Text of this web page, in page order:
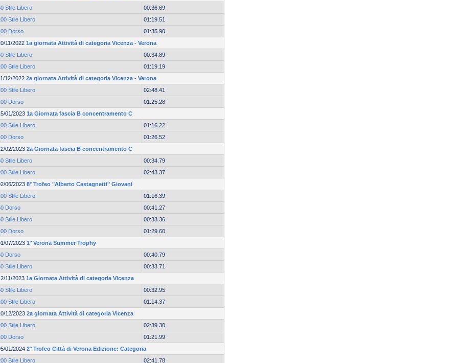
Stile Libero
00:36.69
Stile Libero
01:19.51
Dorso
01:35.90
11/2022 1a giornata Attività di categoria Vicenza - Verona
Stile Libero
00:34.89
Stile Libero
01:19.19
12/2022 2a giornata Attività di categoria Vicenza - Verona
Stile Libero
02:48.41
Dorso
01:25.28
01/2023 1a Giornata fascia B concentramento C
Stile Libero
01:16.22
Dorso
01:26.52
02/2023 2a Giornata fascia B concentramento C
Stile Libero
00:34.79
Stile Libero
02:43.37
06/2023 8° Trofeo "Alberto Castagnetti" Giovani
Stile Libero
01:16.39
Dorso
00:41.27
Stile Libero
00:33.36
Dorso
01:29.60
07/2023 1° Verona Summer Trophy
Dorso
00:40.79
Stile Libero
00:33.71
11/2023 1a Giornata Attività di categoria Vicenza
Stile Libero
00:32.95
Stile Libero
01:14.37
12/2023 2a giornata Attività di categoria Vicenza
Stile Libero
02:39.30
Dorso
01:21.99
01/2024 2° Trofeo Città di Verona Edizione: Categoria
Stile Libero
02:41.78